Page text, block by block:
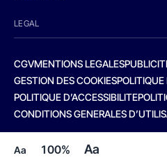
Aa 100% Aa
LEGAL
CGVMENTIONS LEGALES
GESTION DES COOKIES
POLITIQUE D’ACCESSIBILITE
CONDITIONS GENERALES